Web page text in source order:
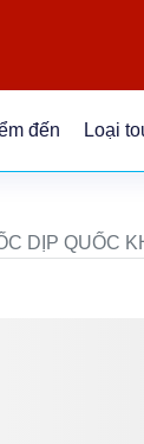
đến Loại
DỊP QUỐC